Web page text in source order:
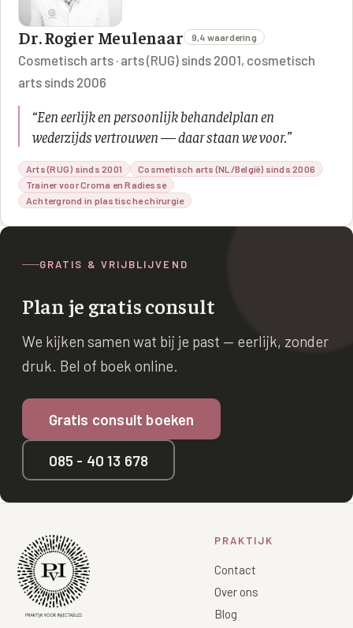
Dr. Rogier Meulenaar 9,4 waardering
Cosmetisch arts · arts (RUG) sinds 2001, cosmetisch
arts sinds 2006
“Een eerlijk en persoonlijk behandelplan en
wederzijds vertrouwen — daar staan we voor.”
Arts (RUG) sinds 2001
Cosmetisch arts (NL/België) sinds 2006
Trainer voor Croma en Radiesse
Achtergrond in plastische chirurgie
GRATIS & VRIJBLIJVEND
Plan je gratis consult
We kijken samen wat bij je past — eerlijk, zonder
druk. Bel of boek online.
Gratis consult boeken
085 - 40 13 678
PRAKTIJK
Contact
Over ons
Blog